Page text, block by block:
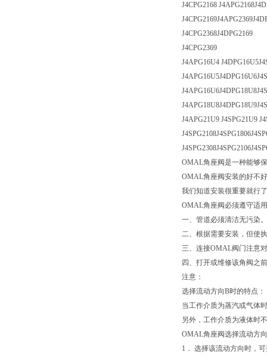
J4CPG2168
J4CPG2368J4DPG2169
J4CPG2369
J4APG16U4
J4APG21U9 J4SPG21U9
OMAL角座阀是一种能够
OMAL角座阀安装的好不
我们知道安装很重要就行
OMAL角座阀必须遵守适
一、管道必须清洁无污染。
二、根据需要安装，但使
三、连接OMAL阀门注意
四、打开或维修该角阀之
注意：
选择流动方向B时的特点：
当工作介质为蒸汽或气体
另外，工作介质为液体时
OMAL角座阀选择流动方
1． 选择该流动方向时，